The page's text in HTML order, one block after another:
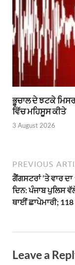
ਭੂਚਾਲ ਦੇ ਝਟਕੇ
ਵਿੱਚ ਮਹਿਸੂਸ ਕੀਤੇ
3 August 2026
PREVIOUS
ਗੈਂਗਸਟਰਾਂ ‘ਤੇ ਵਾਰ ਦਾ
ਦਿਨ: ਪੰਜਾਬ ਪੁਲਿਸ
ਥਾਈਂ ਛਾਪੇਮਾਰੀ;
Leave a